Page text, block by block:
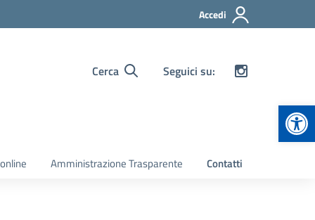
Accedi
Cerca Seguici su:
Amministrazione Trasparente Contatti